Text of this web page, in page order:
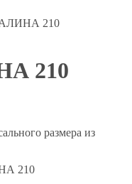
АЛИНА 210
210
размера из
210